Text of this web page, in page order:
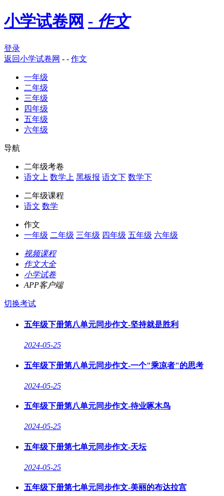
小学试卷网 - 作文
登录
返回小学试卷网 - - 作文
一年级
二年级
三年级
四年级
五年级
六年级
导航
二年级考卷
语文上 数学上 黑板报 语文下 数学下
二年级课程
语文 数学
作文
一年级 二年级 三年级 四年级 五年级 六年级
视频课程
作文大全
小学试卷
APP客户端
切换考试
五年级下册第八单元同步作文-坚持就是胜利
2024-05-25
五年级下册第八单元同步作文-一个"乘凉者"的思考
2024-05-25
五年级下册第八单元同步作文-待业啄木鸟
2024-05-25
五年级下册第七单元同步作文-天坛
2024-05-25
五年级下册第七单元同步作文-美丽的布达拉宫